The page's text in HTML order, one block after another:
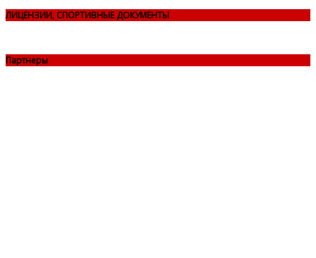
ЛИЦЕНЗИИ, СПОРТИВНЫЕ ДОКУМЕНТЫ
Партнеры